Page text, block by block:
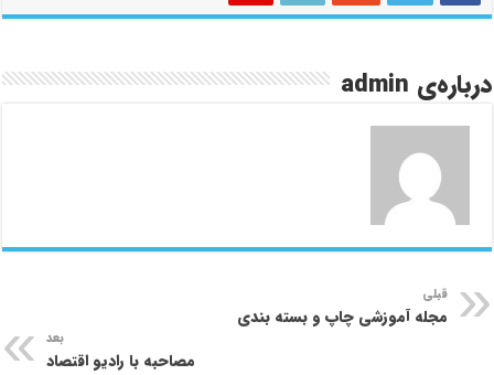
درباره‌ی admin
قبلی
مجله آموزشی چاپ و بسته بندی
بعد
مصاحبه با رادیو اقتصاد